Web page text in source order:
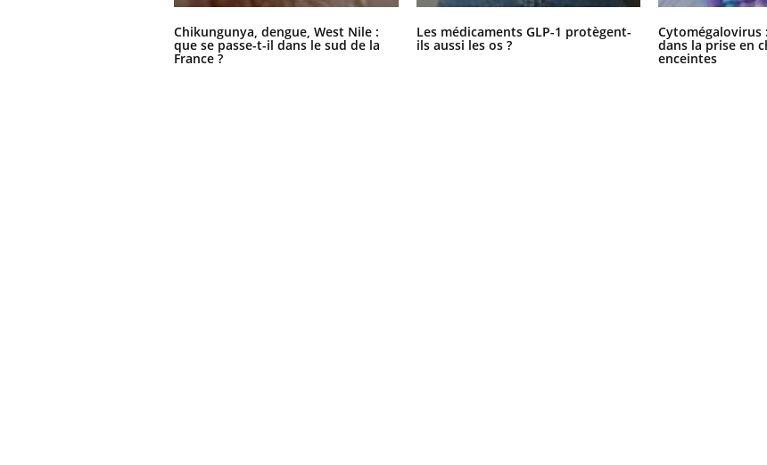
Chikungunya, dengue, West Nile :
que se passe-t-il dans le sud de la
France ?
Les médicaments GLP-1 protègent-
ils aussi les os ?
Cytomégalovirus
dans la prise en
enceintes